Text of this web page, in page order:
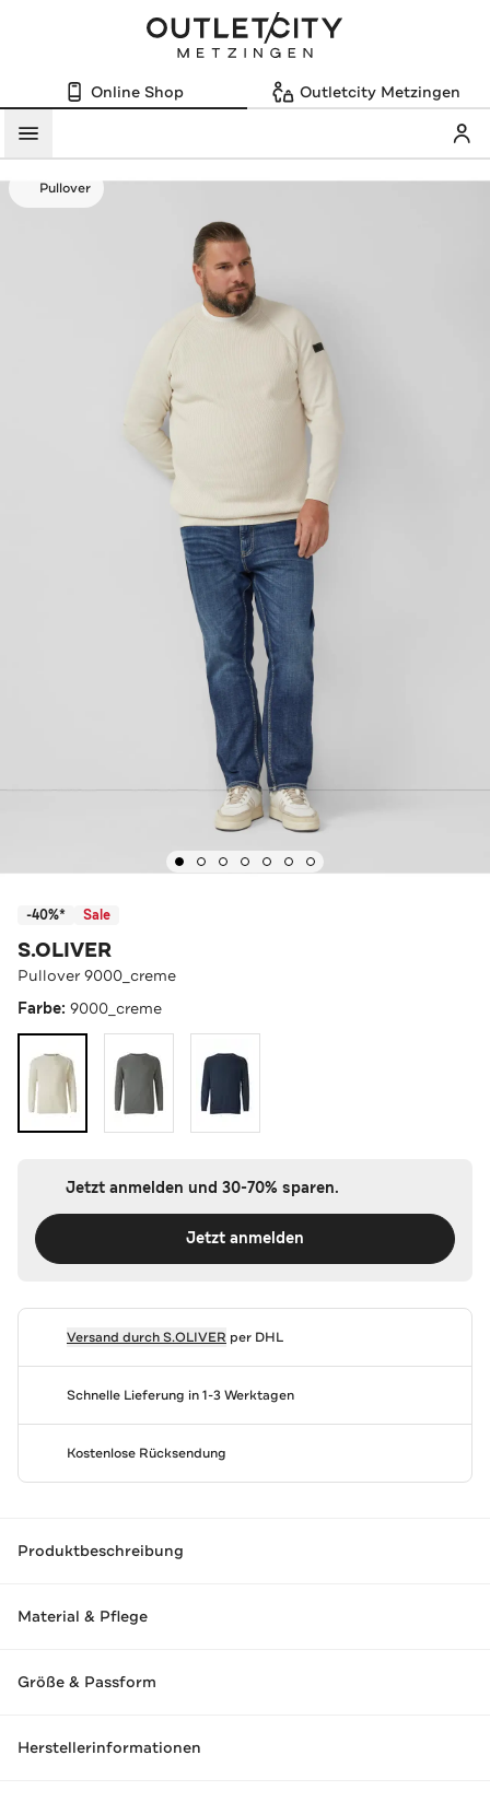
Online Shop Outletcity Metzingen
Menü
Pullover
-40%* Sale
S.OLIVER
Pullover 9000_creme
Farbe: 9000_creme
Jetzt anmelden und 30-70% sparen.
Jetzt anmelden
Versand durchS.OLIVER per DHL
Schnelle Lieferung in 1-3 Werktagen
Kostenlose Rücksendung
Produktbeschreibung
Material & Pflege
Größe & Passform
Herstellerinformationen